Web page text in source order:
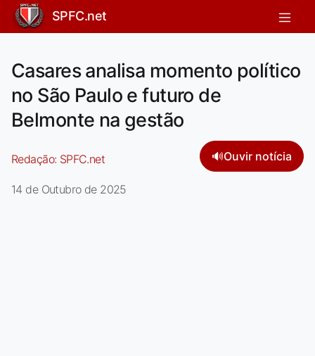
SPFC.net
Casares analisa momento político
no São Paulo e futuro de
Belmonte na gestão
Redação: SPFC.net 🔊Ouvir notícia
14 de Outubro de 2025